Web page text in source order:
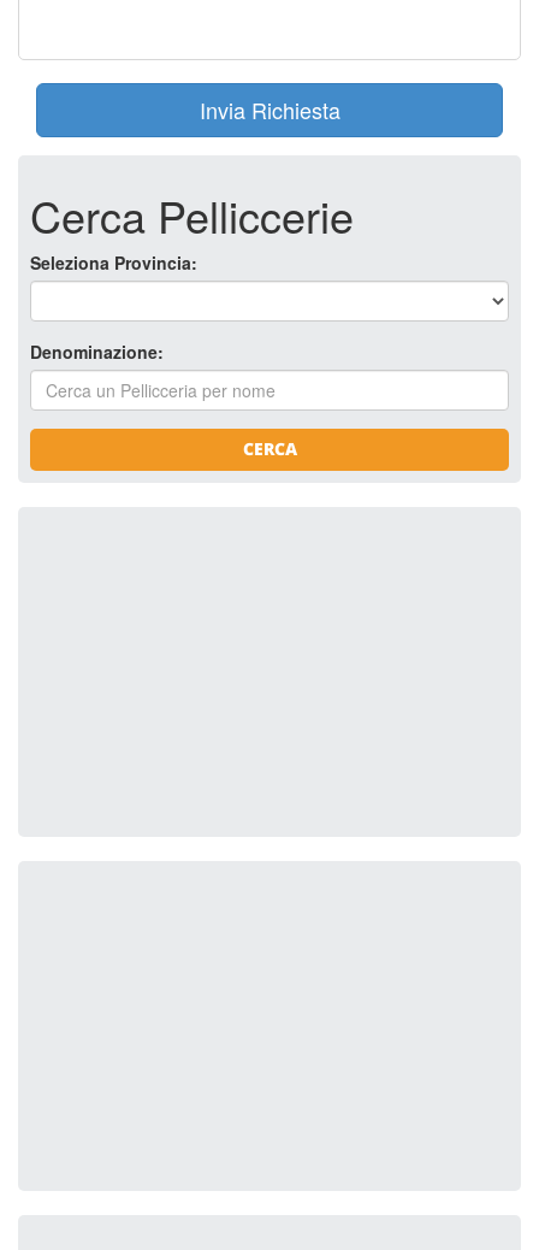
Invia Richiesta
Cerca Pelliccerie
Seleziona Provincia:
Denominazione:
CERCA